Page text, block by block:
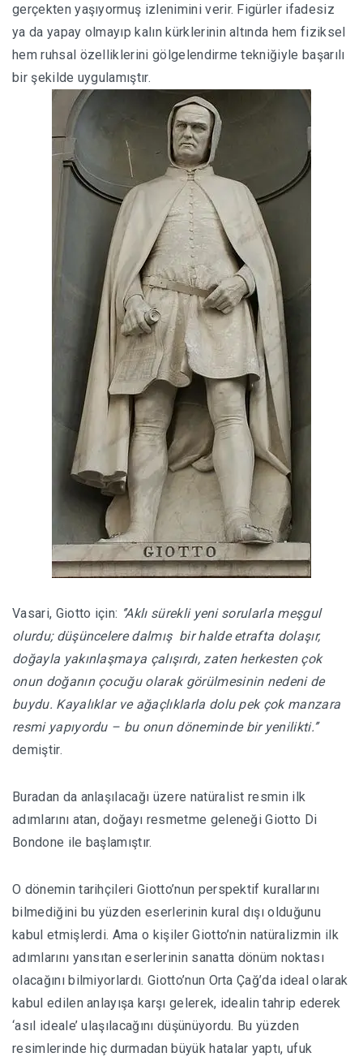
gerçekten yaşıyormuş izlenimini verir. Figürler ifadesiz
ya da yapay olmayıp kalın kürklerinin altında hem fiziksel
hem ruhsal özelliklerini gölgelendirme tekniğiyle başarılı
bir şekilde uygulamıştır.
Vasari, Giotto için: ‘’Aklı sürekli yeni sorularla meşgul
olurdu; düşüncelere dalmış bir halde etrafta dolaşır,
doğayla yakınlaşmaya çalışırdı, zaten herkesten çok
onun doğanın çocuğu olarak görülmesinin nedeni de
buydu. Kayalıklar ve ağaçlıklarla dolu pek çok manzara
resmi yapıyordu – bu onun döneminde bir yenilikti.’’
demiştir.
Buradan da anlaşılacağı üzere natüralist resmin ilk
adımlarını atan, doğayı resmetme geleneği Giotto Di
Bondone ile başlamıştır.
O dönemin tarihçileri Giotto’nun perspektif kurallarını
bilmediğini bu yüzden eserlerinin kural dışı olduğunu
kabul etmişlerdi. Ama o kişiler Giotto’nin natüralizmin ilk
adımlarını yansıtan eserlerinin sanatta dönüm noktası
olacağını bilmiyorlardı. Giotto’nun Orta Çağ’da ideal olarak
kabul edilen anlayışa karşı gelerek, idealin tahrip ederek
‘asıl ideale’ ulaşılacağını düşünüyordu. Bu yüzden
resimlerinde hiç durmadan büyük hatalar yaptı, ufuk